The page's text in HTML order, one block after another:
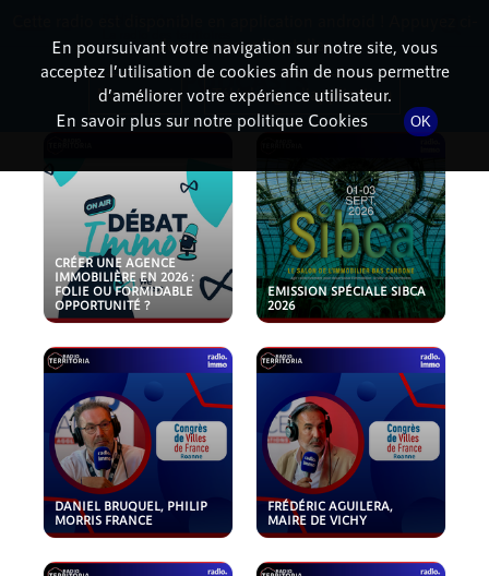
PODCASTS
CRÉER UNE AGENCE
IMMOBILIÈRE EN 2026 :
FOLIE OU FORMIDABLE
OPPORTUNITÉ ?
EMISSION SPÉCIALE SIBCA
2026
DANIEL BRUQUEL, PHILIP
MORRIS FRANCE
FRÉDÉRIC AGUILERA,
MAIRE DE VICHY
En poursuivant votre navigation sur notre site, vous
acceptez l’utilisation de cookies afin de nous permettre
d’améliorer votre expérience utilisateur.
En savoir plus sur notre politique Cookies
OK
dessous pour l'installer.
Non merci Télécharger l'application